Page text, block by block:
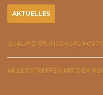
AKTUELLES
QUALIFIZIERUNGSKURS
ARBEITSTREFFEN MIT DEM